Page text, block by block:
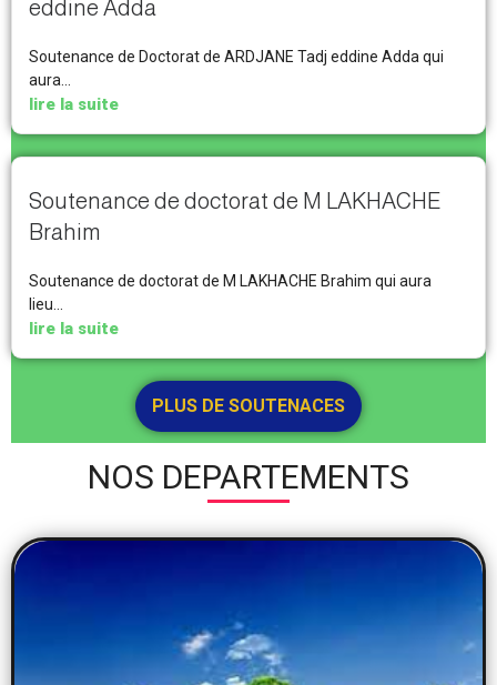
eddine Adda
Soutenance de Doctorat de ARDJANE Tadj eddine Adda qui
aura...
lire la suite
Soutenance de doctorat de M LAKHACHE
Brahim
Soutenance de doctorat de M LAKHACHE Brahim qui aura
lieu...
lire la suite
PLUS DE SOUTENACES
NOS DEPARTEMENTS